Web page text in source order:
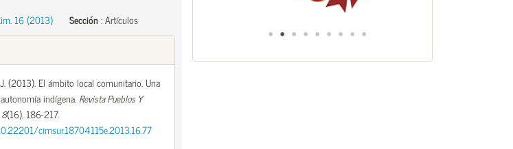
16 (2013) Sección :Artículos
(2013). El ámbito local comunitario. Una
indígena. Revista Pueblos Y
8(16), 186-217.
cimsur.18704115e.2013.16.77